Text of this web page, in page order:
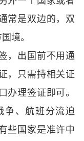
常是双边的，双
境。
出国前不用通
，只需持相关证
办理签证即可。
争、航班分流迫
些国家是准许中